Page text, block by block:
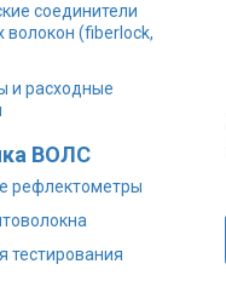
соединители
волокон (fiberlock,
и расходные
ВОЛС
рефлектометры
тестирования